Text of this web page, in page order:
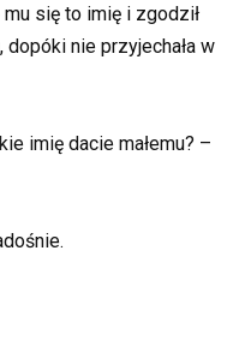
się to imię i zgodził
nie przyjechała w
imię dacie małemu? –